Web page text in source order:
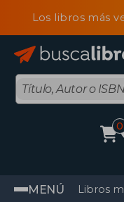
Los libros más
0
MENÚ Libros